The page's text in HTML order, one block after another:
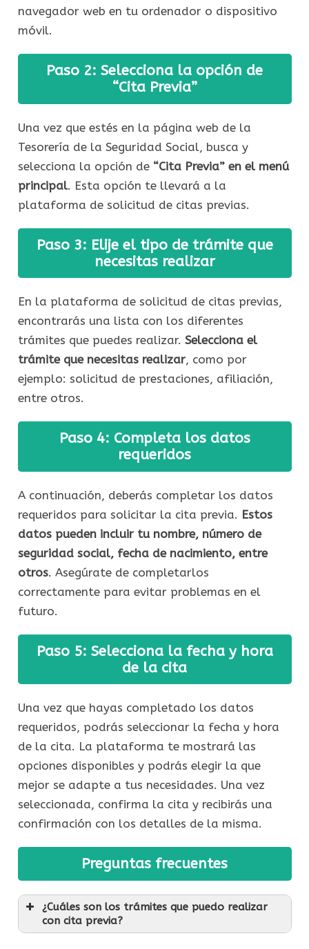
navegador web en tu ordenador o dispositivo
móvil.
Paso 2: Selecciona la opción de
“Cita Previa”
Una vez que estés en la página web de la
Tesorería de la Seguridad Social, busca y
selecciona la opción de “Cita Previa” en el menú
principal. Esta opción te llevará a la
plataforma de solicitud de citas previas.
Paso 3: Elije el tipo de trámite que
necesitas realizar
En la plataforma de solicitud de citas previas,
encontrarás una lista con los diferentes
trámites que puedes realizar. Selecciona el
trámite que necesitas realizar, como por
ejemplo: solicitud de prestaciones, afiliación,
entre otros.
Paso 4: Completa los datos
requeridos
A continuación, deberás completar los datos
requeridos para solicitar la cita previa. Estos
datos pueden incluir tu nombre, número de
seguridad social, fecha de nacimiento, entre
otros. Asegúrate de completarlos
correctamente para evitar problemas en el
futuro.
Paso 5: Selecciona la fecha y hora
de la cita
Una vez que hayas completado los datos
requeridos, podrás seleccionar la fecha y hora
de la cita. La plataforma te mostrará las
opciones disponibles y podrás elegir la que
mejor se adapte a tus necesidades. Una vez
seleccionada, confirma la cita y recibirás una
confirmación con los detalles de la misma.
Preguntas frecuentes
¿Cuáles son los trámites que puedo realizar
con cita previa?